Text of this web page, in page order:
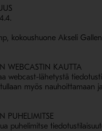
kokoushuone Akseli
WEBCASTIN KAUTTA
webcast-lähetystä
myös nauhoittamaan
PUHELIMITSE
puhelimitse